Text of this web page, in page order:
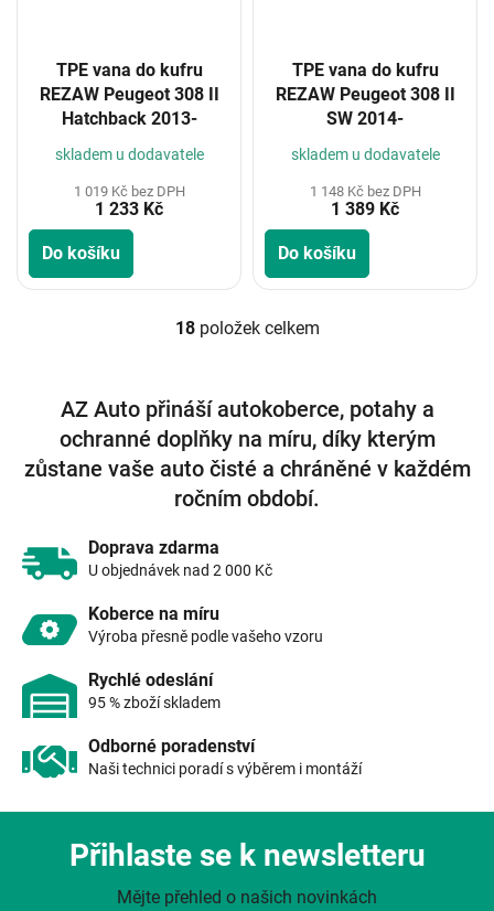
TPE vana do kufru
REZAW Peugeot 308 II
Hatchback 2013-
skladem u dodavatele
1 019 Kč bez DPH
1 233 Kč
Do košíku
TPE vana do kufru
REZAW Peugeot 308 II
SW 2014-
skladem u dodavatele
1 148 Kč bez DPH
1 389 Kč
Do košíku
O
á
d
a
c
í
p
k
ý
18položek celkem
AZ Auto přináší autokoberce, potahy a
ochranné doplňky na míru, díky kterým
zůstane vaše auto čisté a chráněné v každém
ročním období.
Doprava zdarma
U objednávek nad 2 000 Kč
Koberce na míru
Výroba přesně podle vašeho vzoru
Rychlé odeslání
95 % zboží skladem
Odborné poradenství
Naši technici poradí s výběrem i montáží
Přihlaste se k newsletteru
Mějte přehled o našich novinkách